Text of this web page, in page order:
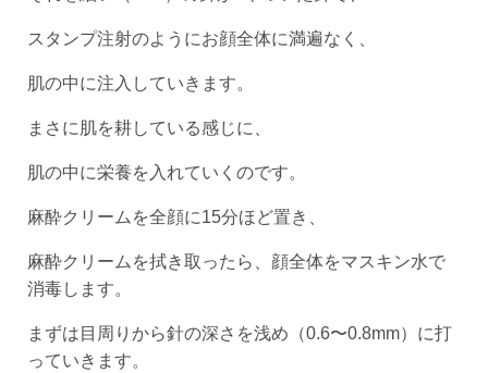
スタンプ注射のようにお顔全体に満遍なく、
肌の中に注入していきます。
まさに肌を耕している感じに、
肌の中に栄養を入れていくのです。
麻酔クリームを全顔に15分ほど置き、
麻酔クリームを拭き取ったら、顔全体をマスキン水で
消毒します。
まずは目周りから針の深さを浅め（0.6〜0.8mm）に打
っていきます。